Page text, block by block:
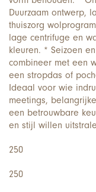
Duurzaam ontwerp,
thuiszorg
lage centrifuge en
kleuren. * Seizoen
combineer met een
een stropdas of
Ideaal voor wie
meetings,
een betrouwbare
en stijl willen
250
250